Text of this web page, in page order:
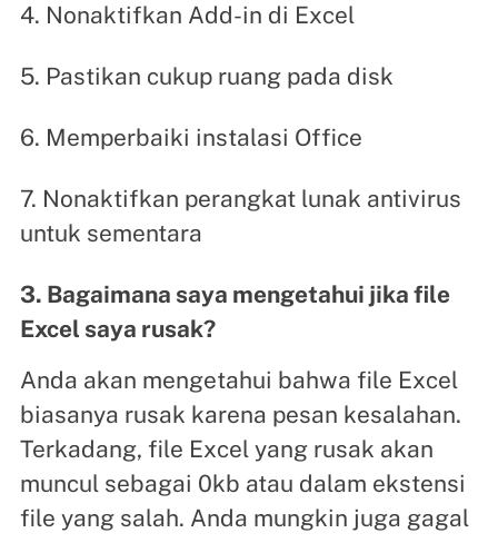
4. Nonaktifkan Add-in di Excel
5. Pastikan cukup ruang pada disk
6. Memperbaiki instalasi Office
7. Nonaktifkan perangkat lunak antivirus
untuk sementara
3. Bagaimana saya mengetahui jika file
Excel saya rusak?
Anda akan mengetahui bahwa file Excel
biasanya rusak karena pesan kesalahan.
Terkadang, file Excel yang rusak akan
muncul sebagai 0kb atau dalam ekstensi
file yang salah. Anda mungkin juga gagal